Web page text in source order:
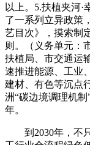
以上。5.扶植夹河
了一系列立异政策
艺目次》，摸索制
则。（义务单元：
扶植局、市交通运
速推进能源、工业
建材、有色等沉点
洲“碳边境调理机
年。
到2030年，不只